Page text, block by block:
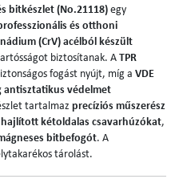
bitkészlet (No.21118) egy
és otthoni
(CrV) acélból készült
biztosítanak. A
TPR
fogást nyújt, míg a VDE
antisztatikus védelmet
tartalmaz precíziós műszerész
hajlított kétoldalas csavarhúzókat,
bitbefogót. A
tárolást.